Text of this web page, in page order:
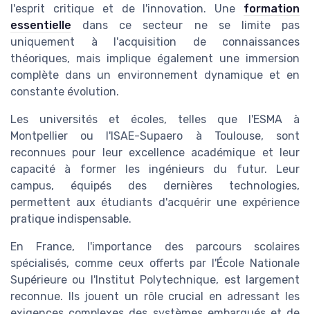
l'esprit critique et de l'innovation. Une formation
essentielle dans ce secteur ne se limite pas
uniquement à l'acquisition de connaissances
théoriques, mais implique également une immersion
complète dans un environnement dynamique et en
constante évolution.
Les universités et écoles, telles que l'ESMA à
Montpellier ou l'ISAE-Supaero à Toulouse, sont
reconnues pour leur excellence académique et leur
capacité à former les ingénieurs du futur. Leur
campus, équipés des dernières technologies,
permettent aux étudiants d'acquérir une expérience
pratique indispensable.
En France, l'importance des parcours scolaires
spécialisés, comme ceux offerts par l'École Nationale
Supérieure ou l'Institut Polytechnique, est largement
reconnue. Ils jouent un rôle crucial en adressant les